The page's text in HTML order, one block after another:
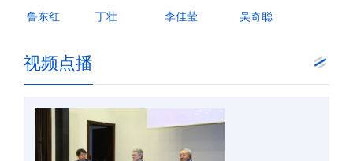
鲁东红 丁壮 李佳莹 吴奇聪
视频点播